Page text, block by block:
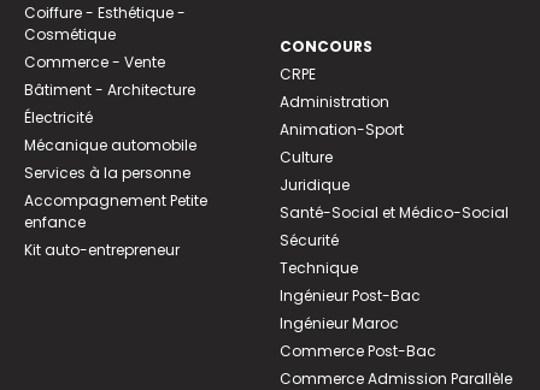
Coiffure - Esthétique -
Cosmétique
Commerce - Vente
Bâtiment - Architecture
Électricité
Mécanique automobile
Services à la personne
Accompagnement Petite
enfance
Kit auto-entrepreneur
CONCOURS
CRPE
Administration
Animation-Sport
Culture
Juridique
Santé-Social et Médico-Social
Sécurité
Technique
Ingénieur Post-Bac
Ingénieur Maroc
Commerce Post-Bac
Commerce Admission Parallèle